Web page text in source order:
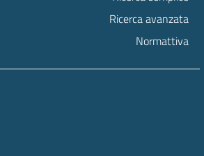
Ricerca avanzata
Normattiva